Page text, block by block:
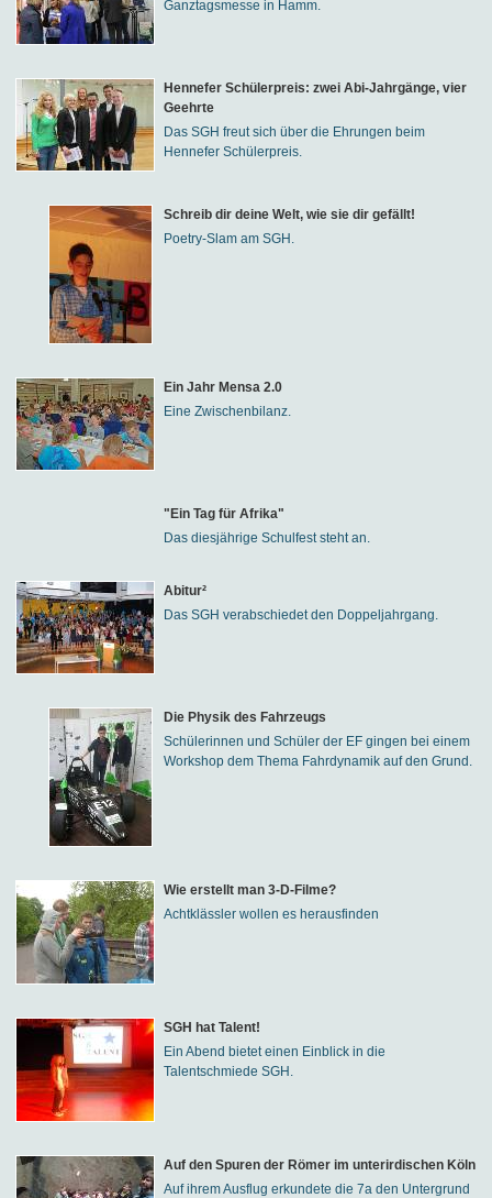
Ganztagsmesse in Hamm.
Hennefer Schülerpreis: zwei Abi-Jahrgänge, vier
Geehrte
Das SGH freut sich über die Ehrungen beim
Hennefer Schülerpreis.
Schreib dir deine Welt, wie sie dir gefällt!
Poetry-Slam am SGH.
Ein Jahr Mensa 2.0
Eine Zwischenbilanz.
"Ein Tag für Afrika"
Das diesjährige Schulfest steht an.
Abitur²
Das SGH verabschiedet den Doppeljahrgang.
Die Physik des Fahrzeugs
Schülerinnen und Schüler der EF gingen bei einem
Workshop dem Thema Fahrdynamik auf den Grund.
Wie erstellt man 3-D-Filme?
Achtklässler wollen es herausfinden
SGH hat Talent!
Ein Abend bietet einen Einblick in die
Talentschmiede SGH.
Auf den Spuren der Römer im unterirdischen Köln
Auf ihrem Ausflug erkundete die 7a den Untergrund